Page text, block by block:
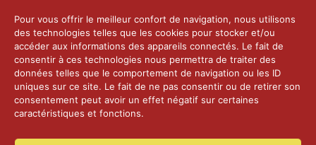
Pour vous offrir le meilleur confort de navigation, nous utilisons
des technologies telles que les cookies pour stocker et/ou
accéder aux informations des appareils connectés. Le fait de
consentir à ces technologies nous permettra de traiter des
données telles que le comportement de navigation ou les ID
uniques sur ce site. Le fait de ne pas consentir ou de retirer son
consentement peut avoir un effet négatif sur certaines
caractéristiques et fonctions.
25 juin 2026
2025 – Palais Fédéral – Berne
25 juin 2026
14 janvier 2025